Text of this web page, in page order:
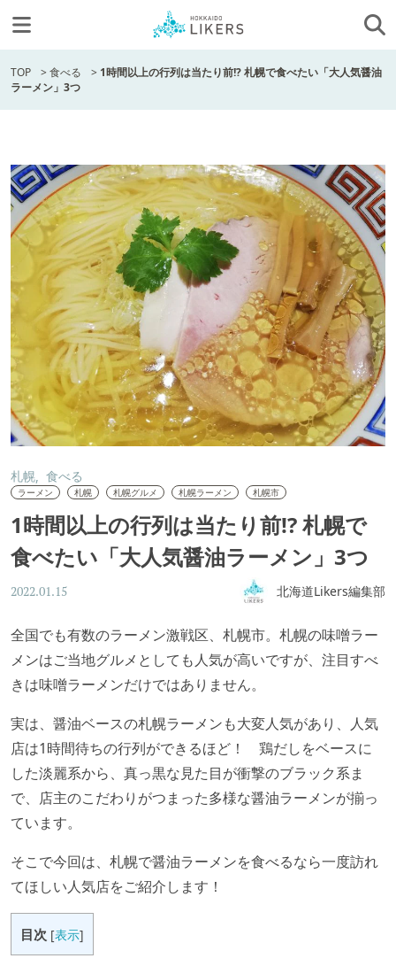
TOP >食べる > 1時間以上の行列は当たり前!? 札幌で食べたい「大人気醤油
ラーメン」3つ
札幌 食べる
ラーメン 札幌 札幌グルメ 札幌ラーメン 札幌市
1時間以上の行列は当たり前!? 札幌で
食べたい「大人気醤油ラーメン」3つ
2022.01.15 北海道Likers編集部
全国でも有数のラーメン激戦区、札幌市。札幌の味噌ラー
メンはご当地グルメとしても人気が高いですが、注目すべ
きは味噌ラーメンだけではありません。
実は、醤油ベースの札幌ラーメンも大変人気があり、人気
店は1時間待ちの行列ができるほど！ 鶏だしをベースに
した淡麗系から、真っ黒な見た目が衝撃のブラック系ま
で、店主のこだわりがつまった多様な醤油ラーメンが揃っ
ています。
そこで今回は、札幌で醤油ラーメンを食べるなら一度訪れ
てほしい人気店をご紹介します！
目次 [表示]